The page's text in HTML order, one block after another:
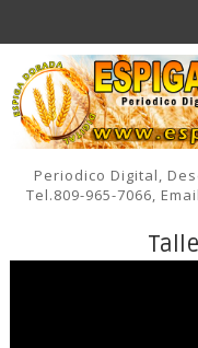
Periodico Digital,
Tel.809-965-7066,